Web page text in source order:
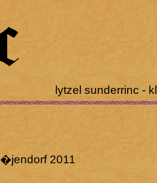
lytzel sunderrinc -
�jendorf 2011